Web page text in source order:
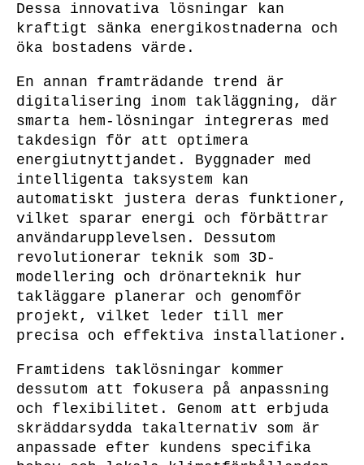
Dessa innovativa lösningar kan
kraftigt sänka energikostnaderna och
öka bostadens värde.
En annan framträdande trend är
digitalisering inom takläggning, där
smarta hem-lösningar integreras med
takdesign för att optimera
energiutnyttjandet. Byggnader med
intelligenta taksystem kan
automatiskt justera deras funktioner,
vilket sparar energi och förbättrar
användarupplevelsen. Dessutom
revolutionerar teknik som 3D-
modellering och drönarteknik hur
takläggare planerar och genomför
projekt, vilket leder till mer
precisa och effektiva installationer.
Framtidens taklösningar kommer
dessutom att fokusera på anpassning
och flexibilitet. Genom att erbjuda
skräddarsydda takalternativ som är
anpassade efter kundens specifika